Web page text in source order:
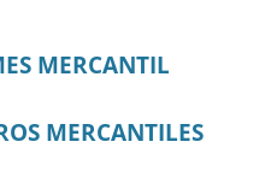
MERCANTIL
MERCANTILES